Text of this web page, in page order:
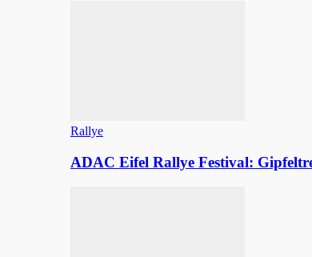
Rallye
ADAC Eifel Rallye Festival: